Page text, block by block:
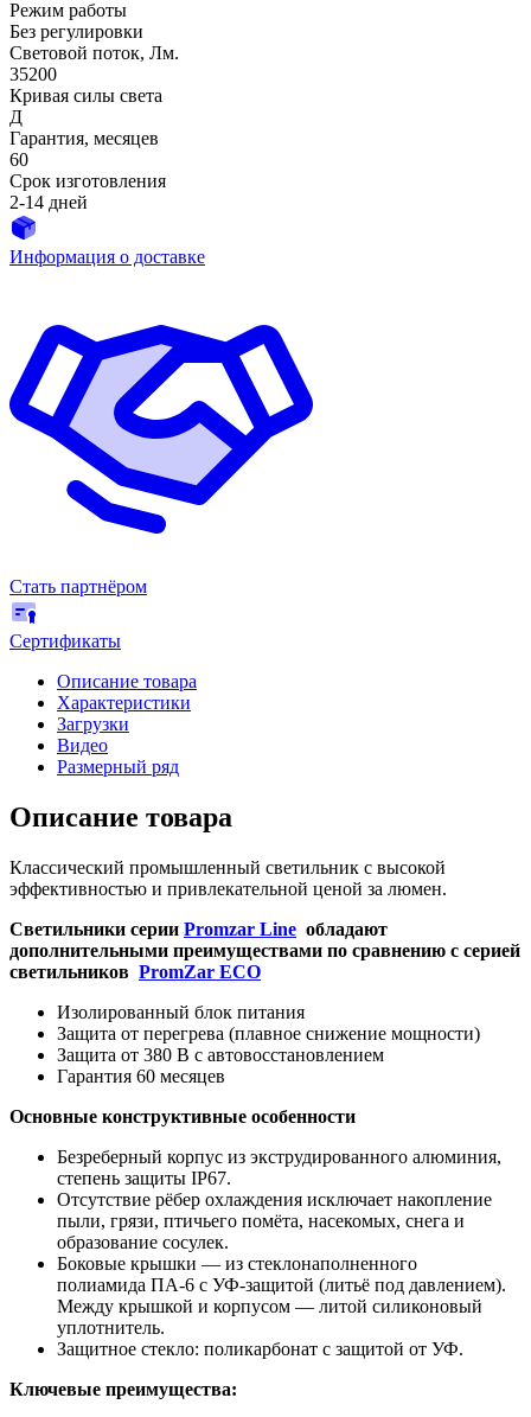
Режим работы
Без регулировки
Световой поток, Лм.
35200
Кривая силы света
Д
Гарантия, месяцев
60
Срок изготовления
2-14 дней
Информация о доставке
Стать партнёром
Сертификаты
Описание товара
Характеристики
Загрузки
Видео
Размерный ряд
Описание товара
Классический промышленный светильник с высокой
эффективностью и привлекательной ценой за люмен.
Светильники серии Promzar Line обладают
дополнительными преимуществами по сравнению с серией
светильников PromZar ECO
Изолированный блок питания
Защита от перегрева (плавное снижение мощности)
Защита от 380 В с автовосстановлением
Гарантия 60 месяцев
Основные конструктивные особенности
Безреберный корпус из экструдированного алюминия,
степень защиты IP67.
Отсутствие рёбер охлаждения исключает накопление
пыли, грязи, птичьего помёта, насекомых, снега и
образование сосулек.
Боковые крышки — из стеклонаполненного
полиамида ПА-6 с УФ-защитой (литьё под давлением).
Между крышкой и корпусом — литой силиконовый
уплотнитель.
Защитное стекло: поликарбонат с защитой от УФ.
Ключевые преимущества: